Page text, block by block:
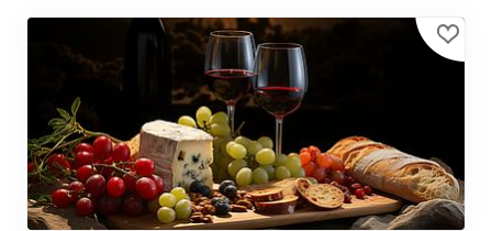
identifiera olika stilar? Under denna provning
får du lära dig mer om strävhet, syra och
fyllighet. Vi lär oss om provningsteknik och
om hur man kan tänka när man matchar rött
vin med mat. Välkommen!
14 sep 2026: